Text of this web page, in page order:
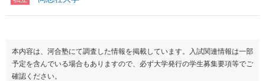
本内容は、河合塾にて調査した情報を掲載しています。入試関連情報は一部
予定を含んでいる場合もありますので、必ず大学発行の学生募集要項等でご
確認ください。